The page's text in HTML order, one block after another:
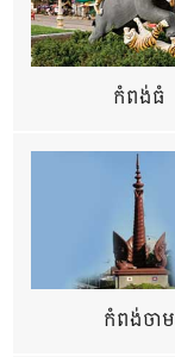
កំពង់ធំ
កំពង់ចាម